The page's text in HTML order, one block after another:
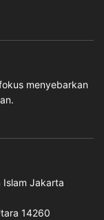
menyebarkan
Islam Jakarta
14260